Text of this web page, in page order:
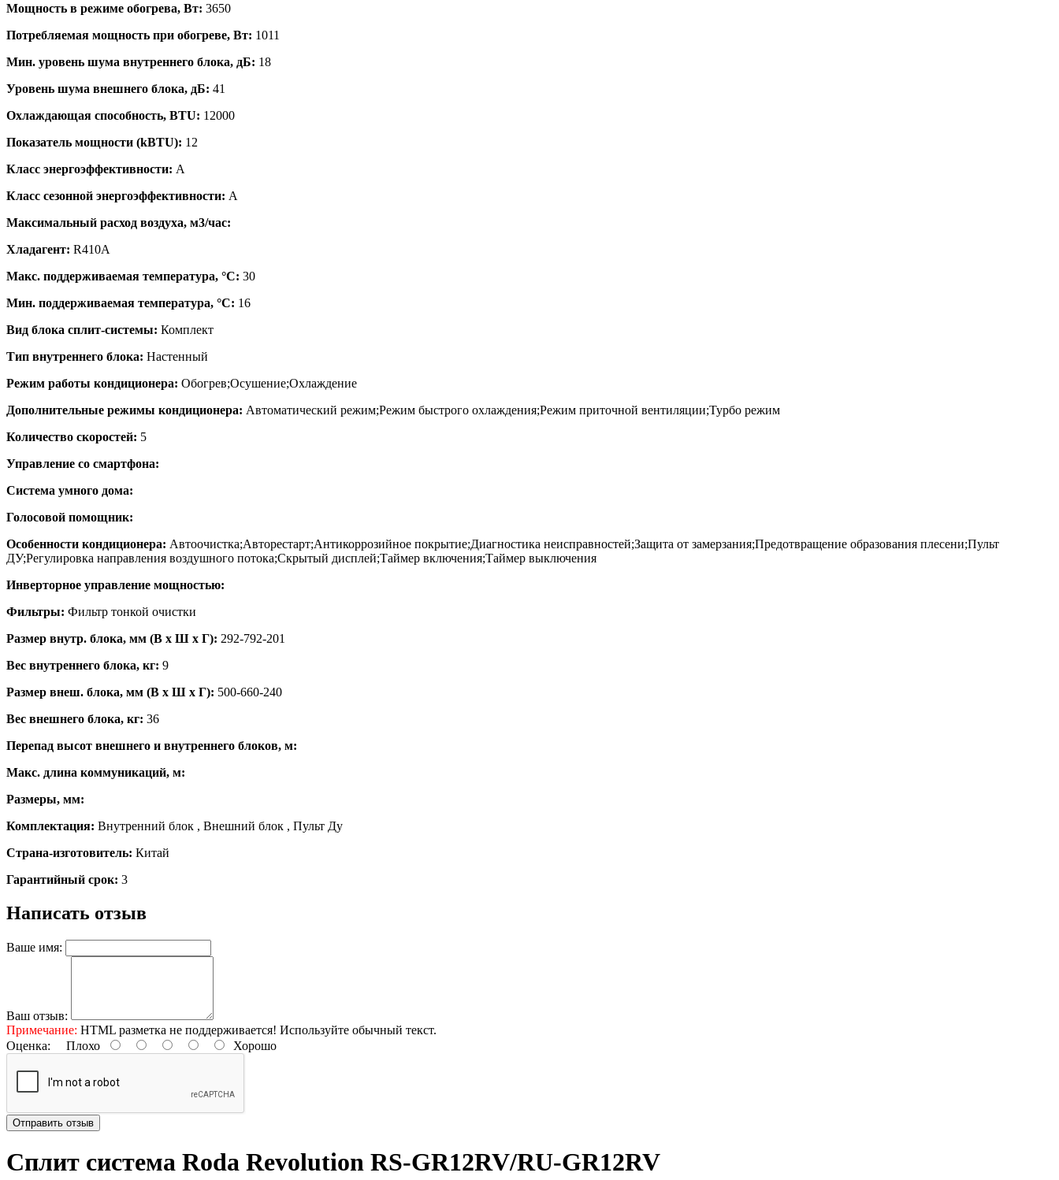
Мощность в режиме обогрева, Вт: 3650
Потребляемая мощность при обогреве, Вт: 1011
Мин. уровень шума внутреннего блока, дБ: 18
Уровень шума внешнего блока, дБ: 41
Охлаждающая способность, BTU: 12000
Показатель мощности (kBTU): 12
Класс энергоэффективности: A
Класс сезонной энергоэффективности: A
Максимальный расход воздуха, м3/час:
Хладагент: R410A
Макс. поддерживаемая температура, °C: 30
Мин. поддерживаемая температура, °C: 16
Вид блока сплит-системы: Комплект
Тип внутреннего блока: Настенный
Режим работы кондиционера: Обогрев;Осушение;Охлаждение
Дополнительные режимы кондиционера: Автоматический режим;Режим быстрого охлаждения;Режим приточной вентиляции;Турбо режим
Количество скоростей: 5
Управление со смартфона:
Система умного дома:
Голосовой помощник:
Особенности кондиционера: Автоочистка;Авторестарт;Антикоррозийное покрытие;Диагностика неисправностей;Защита от замерзания;Предотвращение образования плесени;Пульт
ДУ;Регулировка направления воздушного потока;Скрытый дисплей;Таймер включения;Таймер выключения
Инверторное управление мощностью:
Фильтры: Фильтр тонкой очистки
Размер внутр. блока, мм (В x Ш x Г): 292-792-201
Вес внутреннего блока, кг: 9
Размер внеш. блока, мм (В x Ш x Г): 500-660-240
Вес внешнего блока, кг: 36
Перепад высот внешнего и внутреннего блоков, м:
Макс. длина коммуникаций, м:
Размеры, мм:
Комплектация: Внутренний блок , Внешний блок , Пульт Ду
Страна-изготовитель: Китай
Гарантийный срок: 3
Написать отзыв
Ваше имя:
Ваш отзыв:
Примечание: HTML разметка не поддерживается! Используйте обычный текст.
Оценка: Плохо Хорошо
Отправить отзыв
Сплит система Roda Revolution RS-GR12RV/RU-GR12RV